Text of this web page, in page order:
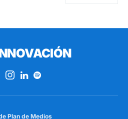
Plan de Medios